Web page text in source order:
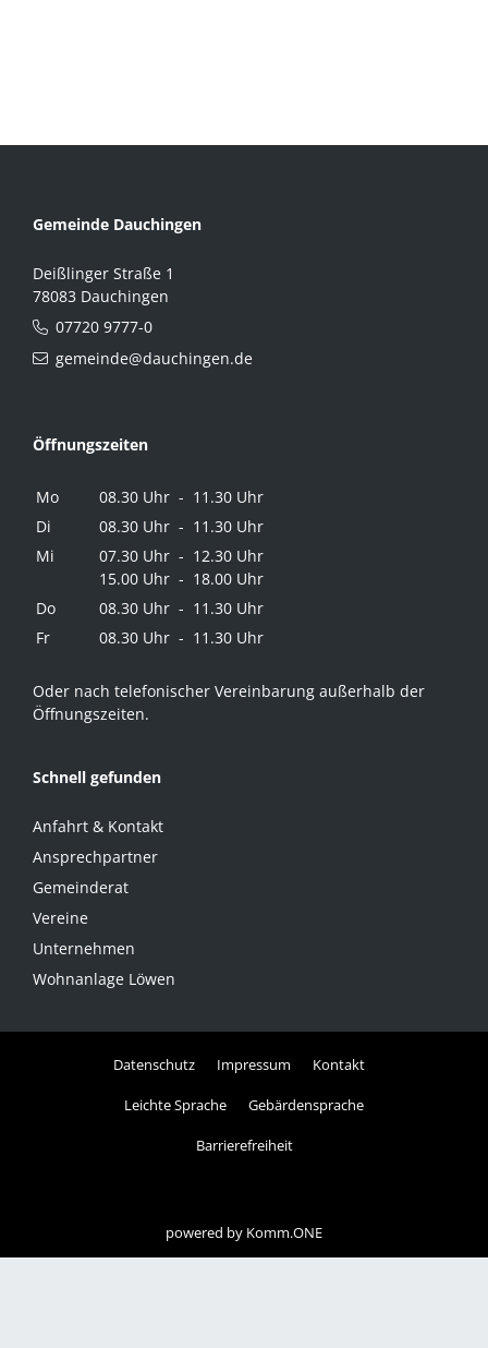
Gemeinde Dauchingen
Deißlinger Straße 1
78083 Dauchingen
07720 9777-0
gemeinde@dauchingen.de
Öffnungszeiten
Mo
08.30 Uhr - 11.30 Uhr
Di
08.30 Uhr - 11.30 Uhr
Mi
07.30 Uhr - 12.30 Uhr
15.00 Uhr - 18.00 Uhr
Do
08.30 Uhr - 11.30 Uhr
Fr
08.30 Uhr - 11.30 Uhr
Oder nach telefonischer Vereinbarung außerhalb der
Öffnungszeiten.
Schnell gefunden
Anfahrt & Kontakt
Ansprechpartner
Gemeinderat
Vereine
Unternehmen
Wohnanlage Löwen
Datenschutz Impressum Kontakt
Leichte Sprache Gebärdensprache
Barrierefreiheit
powered by Komm.ONE